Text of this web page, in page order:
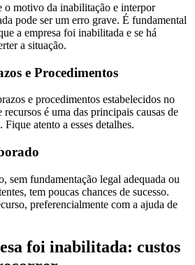
o motivo da inabilitação e interpor
pode ser um erro grave. É fundamental
a empresa foi inabilitada e se há
a situação.
e Procedimentos
e procedimentos estabelecidos no
é uma das principais causas de
atento a esses detalhes.
sem fundamentação legal adequada ou
tem poucas chances de sucesso.
preferencialmente com a ajuda de
foi inabilitada: custos